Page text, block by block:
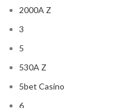
2000A Z
3
5
530A Z
5bet Casino
6